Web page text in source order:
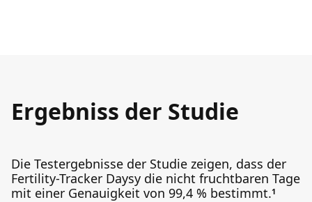
Ergebniss der Studie
Die Testergebnisse der Studie zeigen, dass der
Fertility-Tracker Daysy die nicht fruchtbaren Tage
mit einer Genauigkeit von 99,4 % bestimmt.1